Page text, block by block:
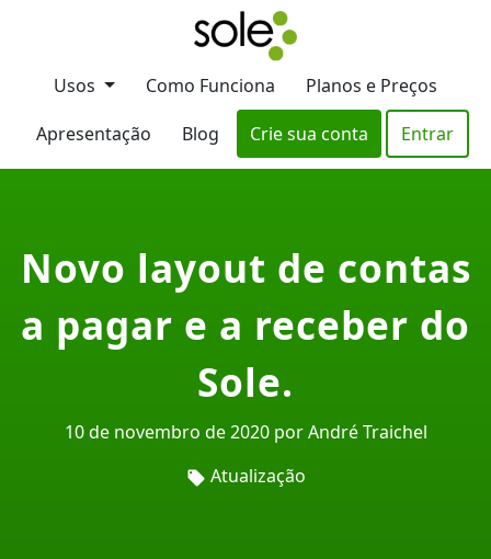
Usos Como Funciona
Planos e Preços
Apresentação
Blog Crie sua conta Entrar
Novo layout de contas
a pagar e a receber do
Sole.
10 de novembro de 2020 por André Traichel
Atualização